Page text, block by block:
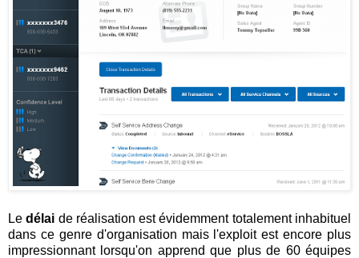
Ledélai de réalisation est évidemment totalement inhabituel
dans ce genre d'organisation mais l'exploit est encore plus
impressionnant lorsqu'on apprend que plus de 60 équipes